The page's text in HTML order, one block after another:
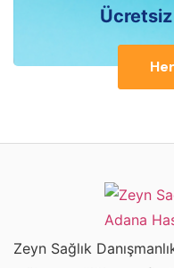
Ücretsiz
Zeyn Sağlık